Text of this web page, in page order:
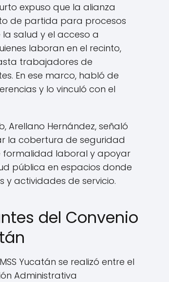
expuso que la alianza
de partida para procesos
salud y el acceso a
laboran en el recinto,
trabajadores de
En ese marco, habló de
y lo vinculó con el
Arellano Hernández, señaló
la cobertura de seguridad
formalidad laboral y apoyar
pública en espacios donde
y actividades de servicio.
del Convenio
Yucatán se realizó entre el
Administrativa